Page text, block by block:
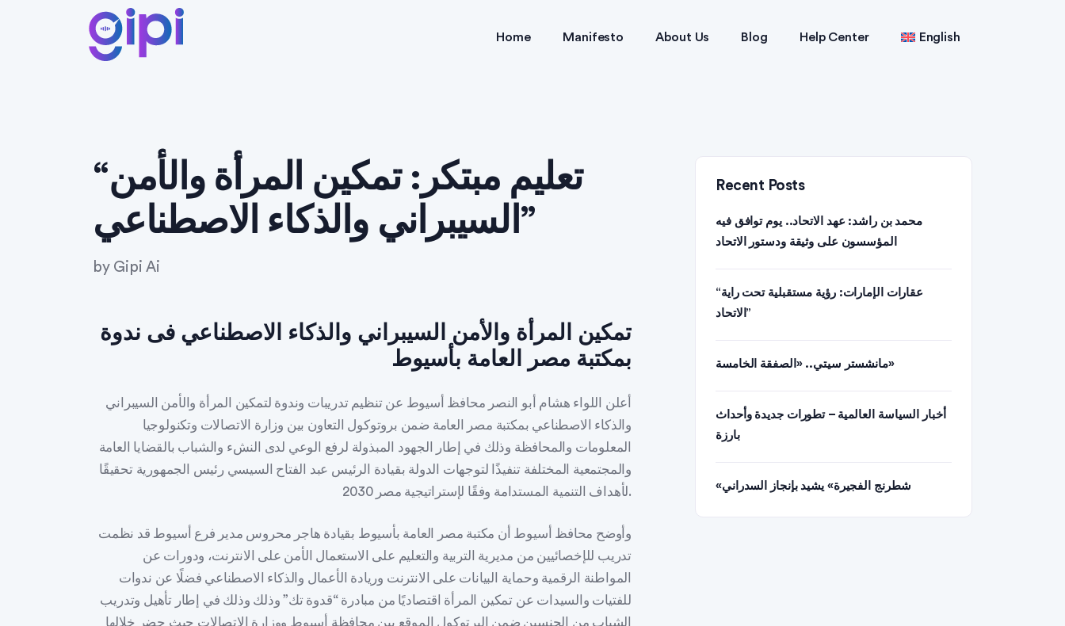
Home Manifesto About Us Blog Help Center English
“تعليم مبتكر: تمكين المرأة والأمن
السيبراني والذكاء الاصطناعي”
by Gipi Ai
تمكين المرأة والأمن السيبراني والذكاء الاصطناعي فى ندوة
بمكتبة مصر العامة بأسيوط
أعلن اللواء هشام أبو النصر محافظ أسيوط عن تنظيم تدريبات وندوة لتمكين المرأة والأمن السيبراني
والذكاء الاصطناعي بمكتبة مصر العامة ضمن بروتوكول التعاون بين وزارة الاتصالات وتكنولوجيا
المعلومات والمحافظة وذلك في إطار الجهود المبذولة لرفع الوعي لدى النشء والشباب بالقضايا العامة
والمجتمعية المختلفة تنفيذًا لتوجهات الدولة بقيادة الرئيس عبد الفتاح السيسي رئيس الجمهورية تحقيقًا
لأهداف التنمية المستدامة وفقًا لإستراتيجية مصر 2030.
وأوضح محافظ أسيوط أن مكتبة مصر العامة بأسيوط بقيادة هاجر محروس مدير فرع أسيوط قد نظمت
تدريب للإخصائيين من مديرية التربية والتعليم على الاستعمال الأمن على الانترنت، ودورات عن
المواطنة الرقمية وحماية البيانات على الانترنت وريادة الأعمال والذكاء الاصطناعي فضلًا عن ندوات
للفتيات والسيدات عن تمكين المرأة اقتصاديًا من مبادرة “قدوة تك” وذلك وذلك في إطار تأهيل وتدريب
الشباب من الجنسين ضمن البرتوكول الموقع بين محافظة أسيوط ووزارة الاتصالات حيث حضر خلالها
Recent Posts
محمد بن راشد: عهد الاتحاد.. يوم توافق فيه
المؤسسون على وثيقة ودستور الاتحاد
“عقارات الإمارات: رؤية مستقبلية تحت راية
الاتحاد”
مانشستر سيتي.. «الصفقة الخامسة»
أخبار السياسة العالمية – تطورات جديدة وأحداث
بارزة
«شطرنج الفجيرة» يشيد بإنجاز السدراني